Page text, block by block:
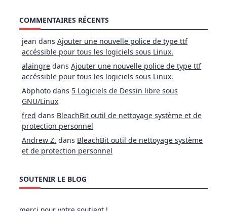
COMMENTAIRES RÉCENTS
jean dansAjouter une nouvelle police de type ttf
accéssible pour tous les logiciels sous Linux.
alaingre dansAjouter une nouvelle police de type ttf
accéssible pour tous les logiciels sous Linux.
Abphoto dans 5 Logiciels de Dessin libre sous
GNU/Linux
fred dans BleachBit outil de nettoyage système et de
protection personnel
Andrew Z. dans BleachBit outil de nettoyage système
et de protection personnel
SOUTENIR LE BLOG